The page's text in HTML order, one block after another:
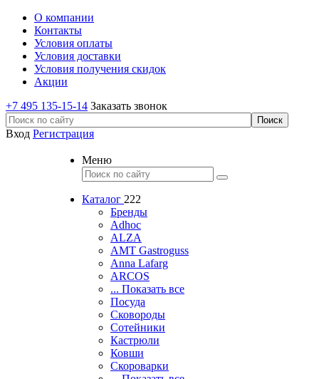
О компании
Контакты
Условия оплаты
Условия доставки
Условия получения скидок
Акции
+7 495 135-15-14 Заказать звонок
Вход Регистрация
Меню
Каталог 222
Бренды
Adhoc
ALZA
AMT Gastroguss
Anna Lafarg
ARCOS
... Показать все
Посуда
Сковороды
Сотейники
Кастрюли
Ковши
Скороварки